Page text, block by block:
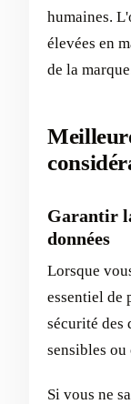
humaines.
élevées en
de la
Garantir
données
Lorsque
essentiel de
sécurité des
sensibles
Si vous ne